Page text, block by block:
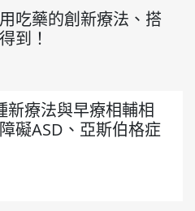
吃藥的創新療法、搭
到！
新療法與早療相輔相
礙ASD、亞斯伯格症